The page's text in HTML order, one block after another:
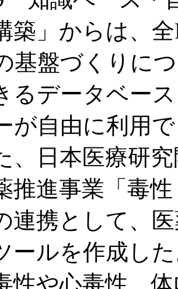
築」からは、
基盤づくりに
るデータベー
が自由に利用
、日本医療研
推進事業「毒
連携として、
ールを作成し
性や心毒性、